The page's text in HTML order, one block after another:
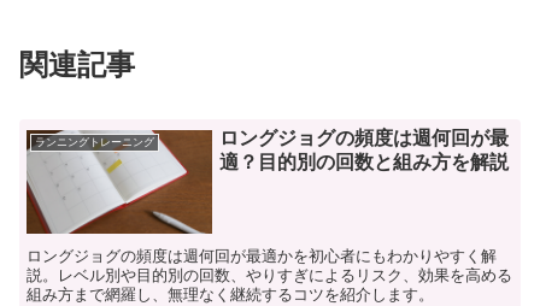
関連記事
ランニングトレーニング
ロングジョグの頻度は週何回が最
適？目的別の回数と組み方を解説
ロングジョグの頻度は週何回が最適かを初心者にもわかりやすく解
説。レベル別や目的別の回数、やりすぎによるリスク、効果を高める
組み方まで網羅し、無理なく継続するコツを紹介します。